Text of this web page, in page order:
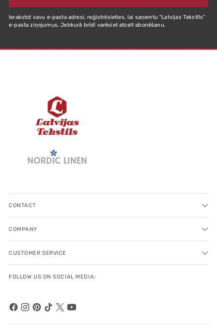
Ierakstot savu e-pasta adresi, reģistrēsieties, lai saņemtu "Latvijas Tekstlls"
e-pasta ziņojumus. Jebkurā brīdī varēsiet atcelt abonēšanu.
CONTACT
COMPANY
CUSTOMER SERVICE
FOLLOW US ON SOCIAL MEDIA: